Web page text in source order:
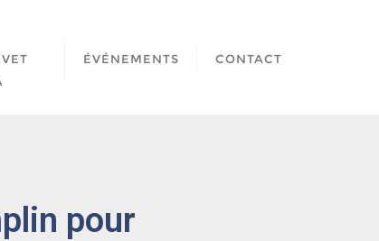
ÉVÉNEMENTS CONTACT
pour